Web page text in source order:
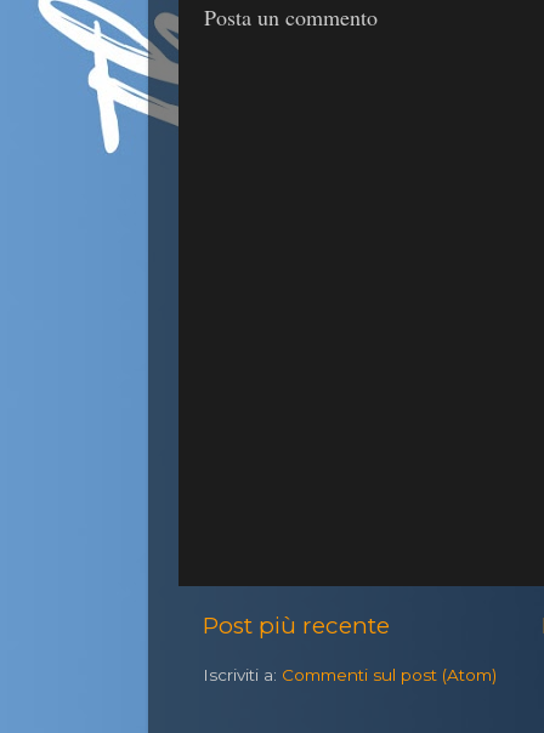
Posta un commento
Post più recente
Iscriviti a: Commenti sul post (Atom)